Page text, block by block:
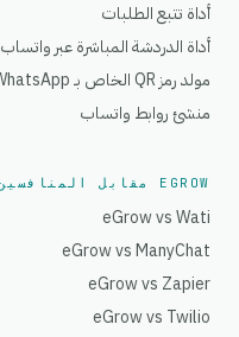
أداة تتبع الطلبات
أداة الدردشة المباشرة عبر واتساب
مولد رمز QR الخاص بـ WhatsApp
منشئ روابط واتساب
EGROW مقابل المنافسين
eGrow vs Wati
eGrow vs ManyChat
eGrow vs Zapier
eGrow vs Twilio